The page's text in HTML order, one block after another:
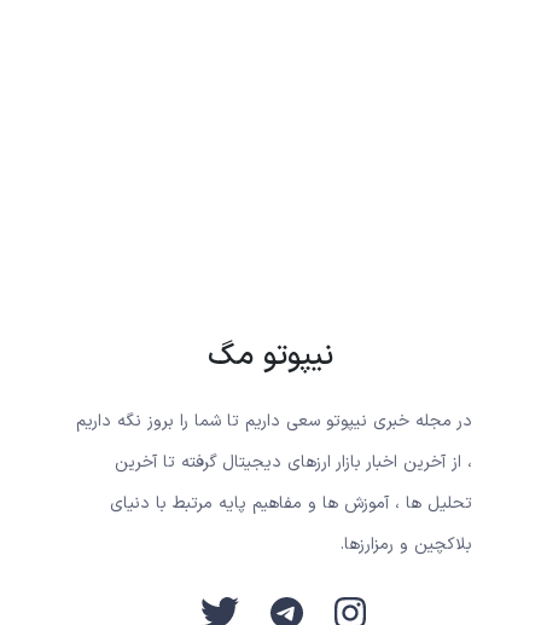
نیپوتو مگ
در مجله خبری نیپوتو سعی داریم تا شما را بروز نگه داریم
، از آخرین اخبار بازار ارزهای دیجیتال گرفته تا آخرین
تحلیل ها ، آموزش ها و مفاهیم پایه مرتبط با دنیای
بلاکچین و رمزارزها.